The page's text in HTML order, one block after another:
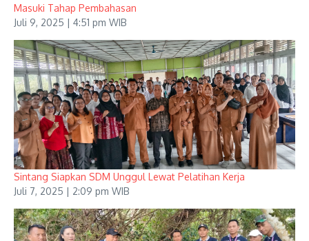
Masuki Tahap Pembahasan
Juli 9, 2025 | 4:51 pm WIB
Sintang Siapkan SDM Unggul Lewat Pelatihan Kerja
Juli 7, 2025 | 2:09 pm WIB